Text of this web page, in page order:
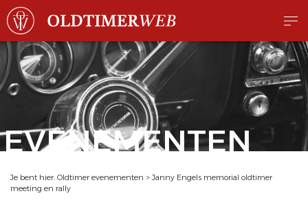
EVENEMENTEN
Je bent hier: Oldtimer evenementen >Janny Engels memorial oldtimer
meeting en rally